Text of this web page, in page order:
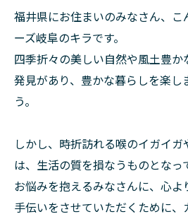
福井県にお住まいのみなさん、こ
ーズ岐阜のキラです。
四季折々の美しい自然や風土豊か
発見があり、豊かな暮らしを楽し
う。
しかし、時折訪れる喉のイガイ
は、生活の質を損なうものとなっ
お悩みを抱えるみなさんに、心
手伝いをさせていただくために、